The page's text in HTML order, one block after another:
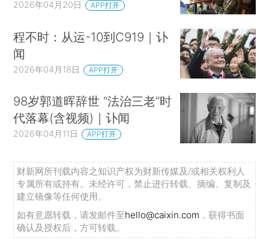
2026年04月20日 APP打开
程不时：从运-10到C919｜讣
闻
2026年04月18日 APP打开
98岁郭道晖辞世 “法治三老”时
代落幕(含视频)｜讣闻
2026年04月11日 APP打开
财新网所刊载内容之知识产权为财新传媒及/或相关权利人
专属所有或持有。未经许可，禁止进行转载、摘编、复制及
建立镜像等任何使用。
如有意愿转载，请发邮件至hello@caixin.com ，获得书面
确认及授权后，方可转载。